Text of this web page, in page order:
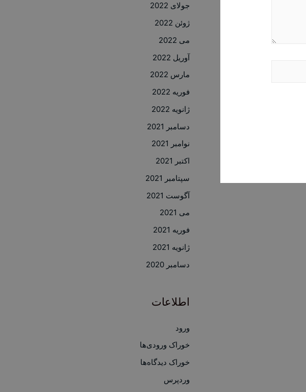
جولای 2022
ژوئن 2022
می 2022
آوریل 2022
مارس 2022
فوریه 2022
ژانویه 2022
دسامبر 2021
نوامبر 2021
اکتبر 2021
سپتامبر 2021
آگوست 2021
می 2021
فوریه 2021
ژانویه 2021
دسامبر 2020
اطلاعات
ورود
خوراک ورودی‌ها
خوراک دیدگاه‌ها
وردپرس